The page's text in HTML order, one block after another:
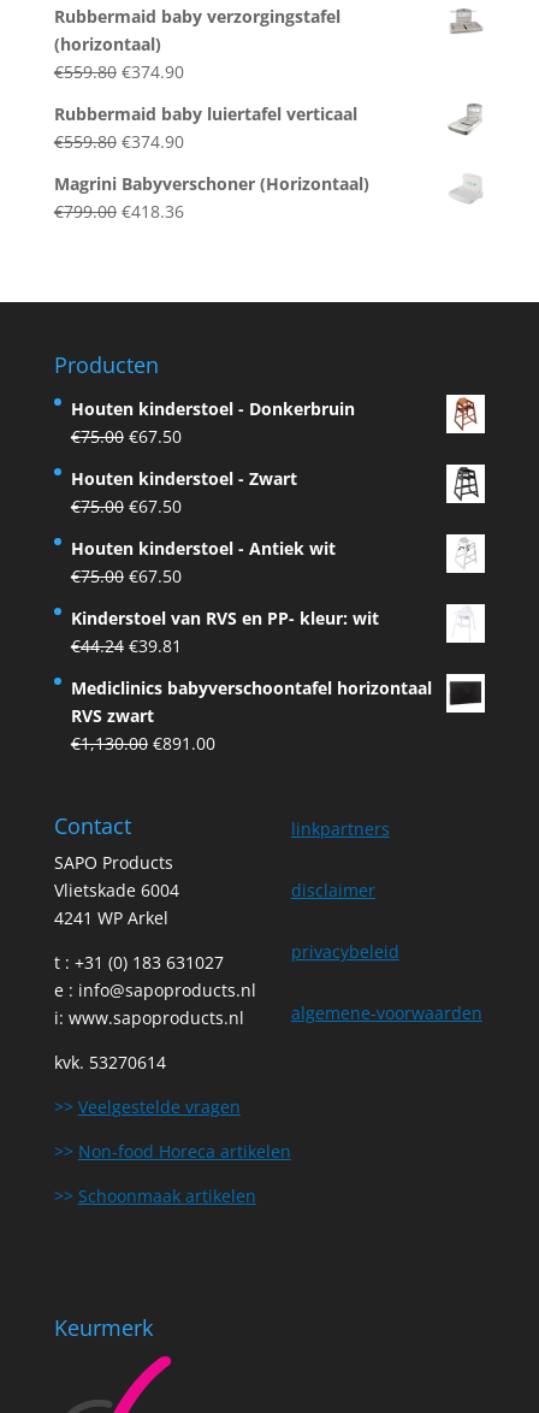
was:
€299.00.
is:
Rubbermaid baby verzorgingstafel
(horizontaal)
€559.80 Original
was:
€559.80.
€374.90Current
is:
€374.90.
Rubbermaid baby luiertafel verticaal
€559.80 Original
was:
€559.80.
€374.90Current
is:
€374.90.
Magrini Babyverschoner (Horizontaal)
€799.00 Original
€418.36Current
Producten
Houten kinderstoel - Donkerbruin
€75.00 Original
was:
€75.00.
€67.50Current
is:
€67.50.
Houten kinderstoel - Zwart
€75.00 Original
was:
€75.00.
€67.50Current
is:
€67.50.
Houten kinderstoel - Antiek wit
€75.00 Original
was:
€75.00.
€67.50Current
is:
Kinderstoel van RVS en PP- kleur: wit
€44.24 Original
was:
€44.24.
€39.81
is:
Mediclinics babyverschoontafel horizontaal
RVS zwart
€1,130.00 Original
€891.00Current
Contact
SAPO Products
Vlietskade 6004
4241 WP Arkel
t : +31 (0) 183 631027
e : info@sapoproducts.nl
i: www.sapoproducts.nl
kvk. 53270614
>> Veelgestelde vragen
>> Non-food Horeca artikelen
>> Schoonmaak artikelen
linkpartners
disclaimer
privacybeleid
algemene-voorwaarden
Keurmerk